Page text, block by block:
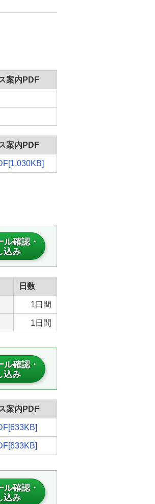
案内PDF
案内PDF
ル確認・
込み
日数
1日間
1日間
ル確認・
込み
案内PDF
ル確認・
込み